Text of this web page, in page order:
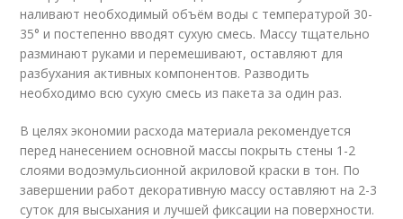
наливают необходимый объём воды с температурой 30-
35° и постепенно вводят сухую смесь. Массу тщательно
разминают руками и перемешивают, оставляют для
разбухания активных компонентов. Разводить
необходимо всю сухую смесь из пакета за один раз.
В целях экономии расхода материала рекомендуется
перед нанесением основной массы покрыть стены 1-2
слоями водоэмульсионной акриловой краски в тон. По
завершении работ декоративную массу оставляют на 2-3
суток для высыхания и лучшей фиксации на поверхности.